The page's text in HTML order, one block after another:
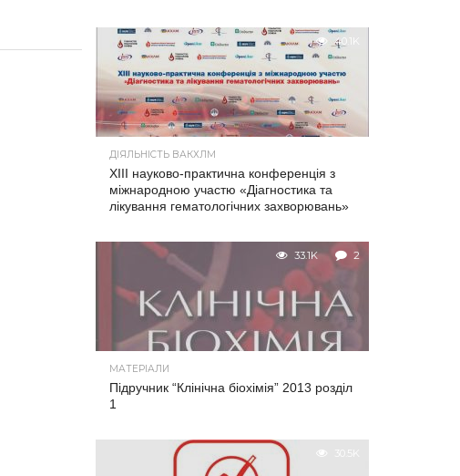
40.1K
ДІЯЛЬНІСТЬ ВАКХЛМ
XIII науково-практична конференція з
міжнародною участю «Діагностика та
лікування гематологічних захворювань»
33.1K 2
МАТЕРІАЛИ
Підручник “Клінічна біохімія” 2013 розділ
1
30.5K